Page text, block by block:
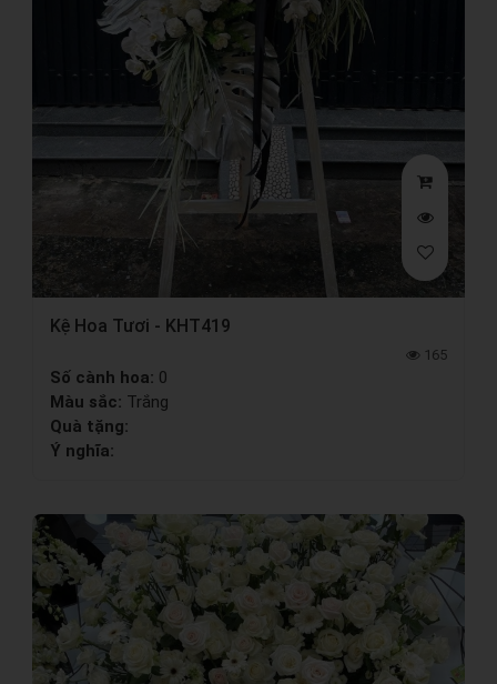
Kệ Hoa Tươi - KHT419
165
Số cành hoa: 0
Màu sắc: Trắng
Quà tặng:
Ý nghĩa: